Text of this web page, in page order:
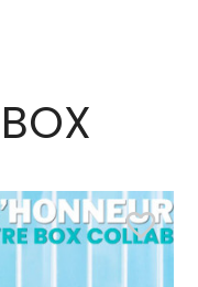
favorite_border